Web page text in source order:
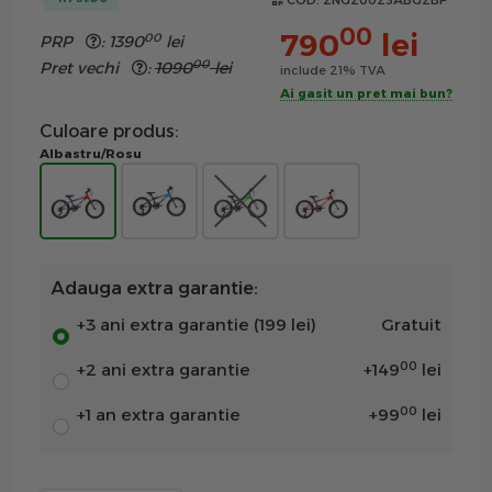
PRP : 139000 lei
Pret vechi
:109000lei
79000 lei
include 21% TVA
Ai gasit un pret mai bun?
Culoare produs:
Albastru/Rosu
Adauga extra garantie:
+3 ani extra garantie (199 lei)
Gratuit
+2 ani extra garantie +14900 lei
+1 an extra garantie +9900 lei